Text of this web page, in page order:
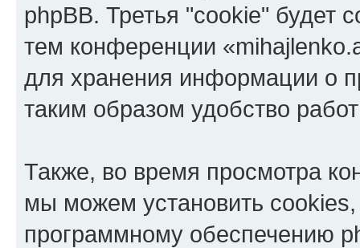
phpBB. Третья "cookie" будет
тем конференции
для хранения информации о
таким образом удобство
Также, во время просмотра
мы можем установить
программному обеспечению